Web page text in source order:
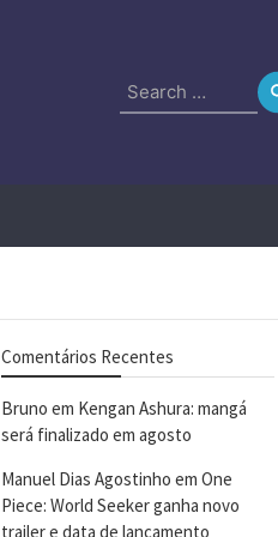
Search
for:
Comentários Recentes
Bruno em Kengan Ashura: mangá
será finalizado em agosto
Manuel Dias Agostinho em One
Piece: World Seeker ganha novo
trailer e data de lançamento